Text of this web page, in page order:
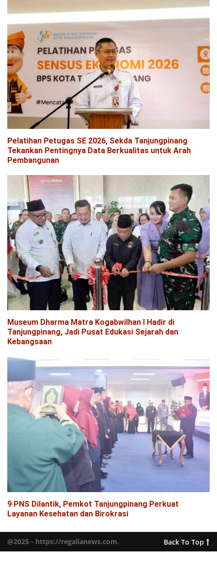
Pelatihan Petugas SE 2026, Sekda Tanjungpinang
Tekankan Pentingnya Data Berkualitas untuk Arah
Pembangunan
Museum Dharma Matra Kogabwilhan I Hadir di
Tanjungpinang, Jadi Pusat Edukasi Sejarah dan
Kebangsaan
9 PNS Dilantik, Pemkot Tanjungpinang Perkuat
Layanan Kesehatan dan Birokrasi
@2025 - https://regalianews.com. Back To Top